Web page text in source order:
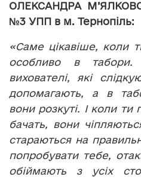
ОЛЕКСАНДРА
№3 УПП в м. Тернопіль:
«Саме цікавіше, коли
особливо в
вихователі, які
допомагають, а в
вони розкуті. І коли
бачать, вони
стараються на
попробувати тебе,
обіймають з усіх